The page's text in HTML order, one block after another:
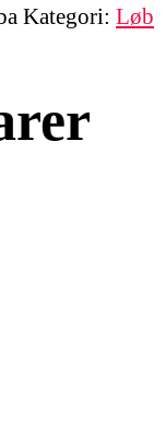
Kategori: Løb